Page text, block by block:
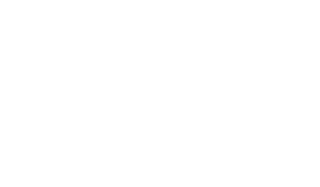
有や意見交換も盛んです！
ーや国籍、カルチャーが異なる多様な社
年12月現在）となっています。また、
を発揮できるよう尽力しています。